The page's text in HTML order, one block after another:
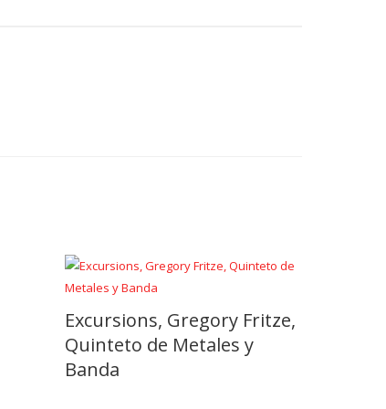
Excursions, Gregory Fritze,
Quinteto de Metales y
Banda